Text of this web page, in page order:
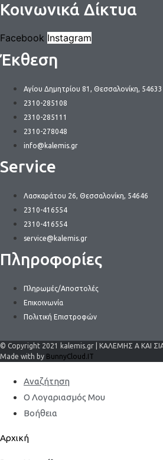
Κοινωνικά Δίκτυα
Facebook Instagram
Έκθεση
Αγίου Δημητρίου 81, Θεσσαλονίκη, 54633
2310-285108
2310-285111
2310-278048
info@kalemis.gr
Service
Λασκαράτου 26, Θεσσαλονίκη, 54646
2310-416554
2310-416554
service@kalemis.gr
Πληροφορίες
Πληρωμές/Αποστολές
Επικοινωνία
Πολιτική Επιστροφών
© Copyright 2021 kalemis.gr | ΚΑΛΕΜΗΣ Α ΚΑΙ
Made with by BunnyCloud.IT
Αναζήτηση
Ο Λογαριασμός Μου
Βοήθεια
Αρχική